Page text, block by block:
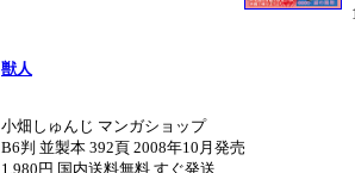
獣人
小畑しゅんじ マンガショップ
B6判 並製本 392頁 2008年10月発売
1,980円 国内送料無料 すぐ発送